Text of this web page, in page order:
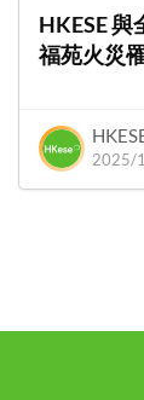
HKESE
福苑火災
2025/